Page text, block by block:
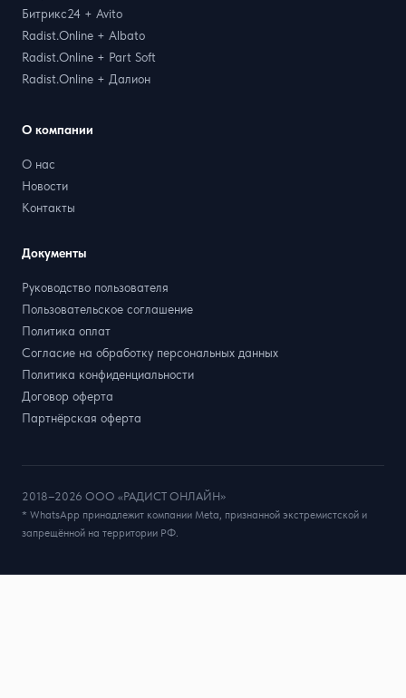
Битрикс24 + Avito
Radist.Online + Albato
Radist.Online + Part Soft
Radist.Online + Далион
О компании
О нас
Новости
Контакты
Документы
Руководство пользователя
Пользовательское соглашение
Политика оплат
Согласие на обработку персональных данных
Политика конфиденциальности
Договор оферта
Партнёрская оферта
2018–2026 ООО «РАДИСТ ОНЛАЙН»
* WhatsApp принадлежит компании Meta, признанной экстремистской и
запрещённой на территории РФ.